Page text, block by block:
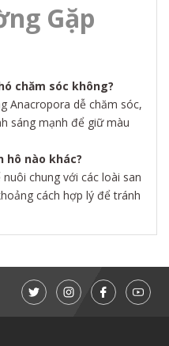
Gặp
chăm sóc không?
Anacropora dễ chăm sóc,
sáng mạnh để giữ màu
hô nào khác?
chung với các loài san
cách hợp lý để tránh